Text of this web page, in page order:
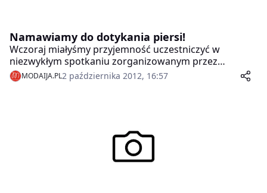
Namawiamy do dotykania piersi!
Wczoraj miałyśmy przyjemność uczestniczyć w
niezwykłym spotkaniu zorganizowanym przez
Panache Sport, Rak’n’Roll, Hard Rock Cafe Warsaw
oraz Centrum Onkologii.
MODAIJA.PL2 października 2012, 16:57